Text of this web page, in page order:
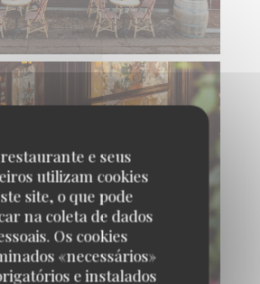
e seus
utilizam cookies
site, o que pode
na coleta de dados
Os cookies
«necessários»
e instalados